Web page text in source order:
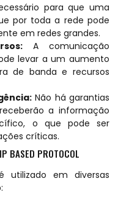
para que uma
por toda a rede pode
em redes grandes.
A comunicação
levar a um aumento
de banda e recursos
Não há garantias
a informação
o que pode ser
críticas.
BASED PROTOCOL
utilizado em diversas